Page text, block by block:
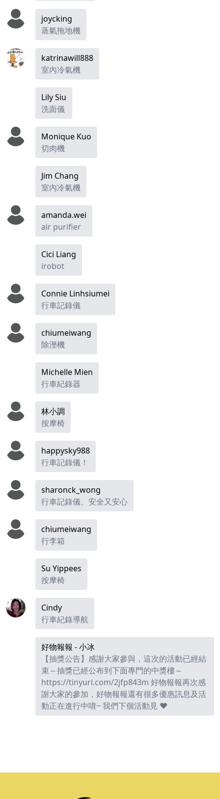
joycking
蒸氣拖地機
katrinawill888
室內冷氣機
Lily Siu
洗面儀
Monique Kuo
切肉機
Jim Chang
室內冷氣機
amanda.wei
air purifier
Cici Liang
irobot
Connie Linhsiumei
行車記錄儀
chiumeiwang
除溼機
Michelle Mien
行車紀錄器
林小調
按摩椅
happysky988
行車記錄儀！
sharonck_wong
行車記錄儀、安全又安心
chiumeiwang
行李箱
Su Yippees
按摩椅
Cindy
行車紀錄導航
好物報報 - 小冰
【抽獎公告】感謝大家參與，這次的活動已經結
束～抽獎已經公布到下面專門的中獎樓～
https://tinyurl.com/2jfp843m 好物報報再次感
謝大家的參加，好物報報還有很多優惠訊息及活
動正在進行中唷~ 我們下個活動見 ❤